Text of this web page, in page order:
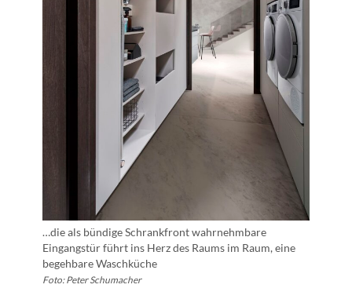
…die als bündige Schrankfront wahrnehmbare
Eingangstür führt ins Herz des Raums im Raum, eine
begehbare Waschküche
Foto: Peter Schumacher